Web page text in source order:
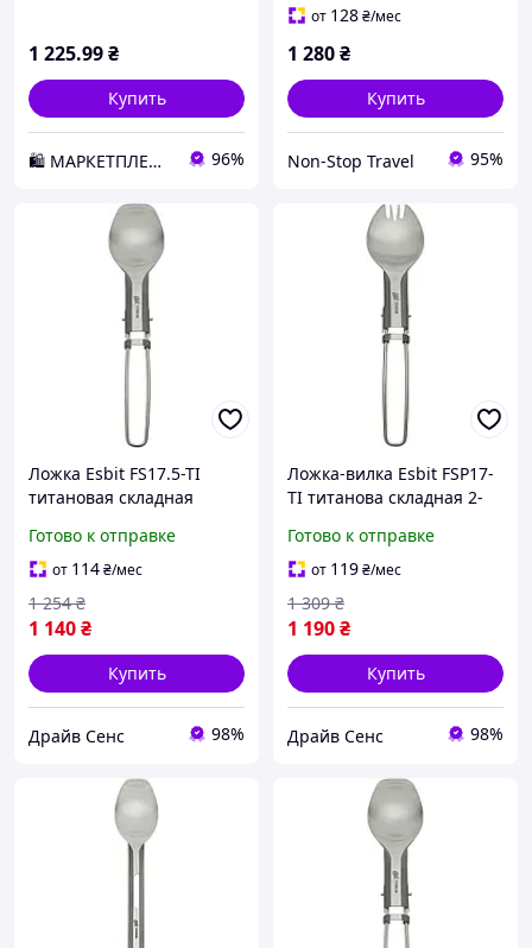
1 225.99₴
Купить
🛍️ МАРКЕТПЛЕЙС DMD 96%
от 128₴/мес
1 280₴
Купить
Non-Stop Travel 95%
Ложка Esbit FS17.5-TI
титановая складная
пикников 1227-DS
Готово к отправке
от 114₴/мес
1 140₴
1 254 ₴
Купить
Драйв Сенс 98%
Ложка-вилка Esbit FSP17-
TI титанова складная 2-
1227-DS
Готово к отправке
от 119₴/мес
1 190₴
1 309 ₴
Купить
Драйв Сенс 98%